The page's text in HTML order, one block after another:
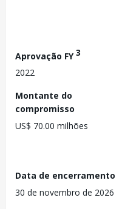
Aprovação FY3
2022
Montante do
compromisso
US$ 70.00 milhões
Data de encerramento
30 de novembro de 2026